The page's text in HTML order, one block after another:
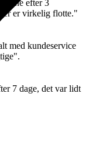
efter 3
er virkelig flotte."
med kundeservice
7 dage, det var lidt